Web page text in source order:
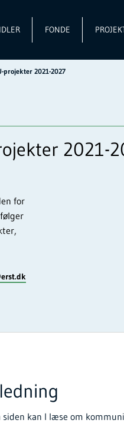
FONDE
2021-2027
2021-
for
siden kan I læse om